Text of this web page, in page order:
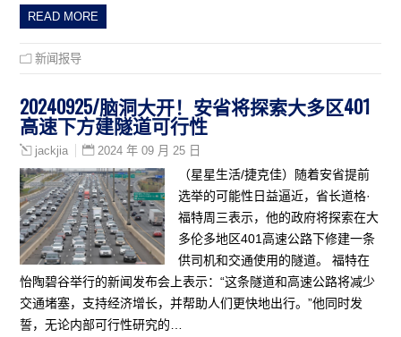
READ MORE
新闻报导
20240925/脑洞大开！安省将探索大多区401
高速下方建隧道可行性
jackjia 2024 年 09 月 25 日
（星星生活/捷克佳）随着安省提前
选举的可能性日益逼近，省长道格·
福特周三表示，他的政府将探索在大
多伦多地区401高速公路下修建一条
供司机和交通使用的隧道。 福特在
怡陶碧谷举行的新闻发布会上表示：“这条隧道和高速公路将减少
交通堵塞，支持经济增长，并帮助人们更快地出行。”他同时发
誓，无论内部可行性研究的…